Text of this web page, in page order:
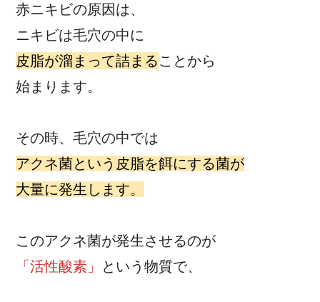
赤ニキビの原因は、
ニキビは毛穴の中に
皮脂が溜まって詰まることから
始まります。
その時、毛穴の中では
アクネ菌という皮脂を餌にする菌が
大量に発生します。
このアクネ菌が発生させるのが
「活性酸素」
という物質で、